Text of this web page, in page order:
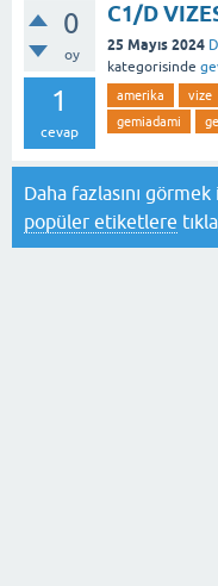
0
oy
1
cevap
C1/D
25 Mayıs 2024
kategorisinde
amerika vize
gemiadami
Daha fazlasını görmek
popüler etiketlere